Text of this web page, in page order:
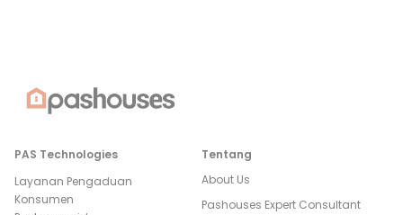
PAS Technologies
Layanan Pengaduan
Konsumen
Tentang
About Us
Pashouses Expert Consultant